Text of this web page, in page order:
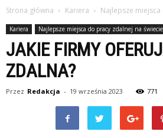
Strona główna Kariera Najlepsze
Kariera Najlepsze miejsca do pracy zdalnej na świecie
JAKIE FIRMY
ZDALNA?
Przez Redakcja - 19 września 2023 771